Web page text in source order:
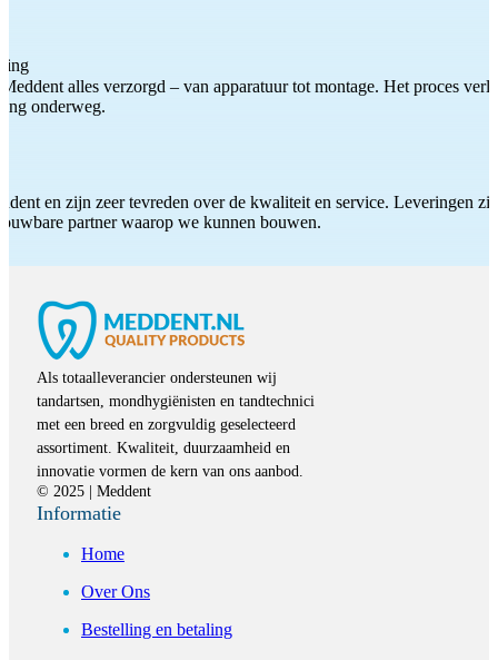
alles verzorgd – van apparatuur tot montage. Het proces
onderweg.
en zijn zeer tevreden over de kwaliteit en service. Leveringen
partner waarop we kunnen bouwen.
Als totaalleverancier ondersteunen wij
tandartsen, mondhygiënisten en tandtechnici
met een breed en zorgvuldig geselecteerd
assortiment. Kwaliteit, duurzaamheid en
innovatie vormen de kern van ons aanbod.
© 2025 | Meddent
Informatie
Home
Over Ons
Bestelling en betaling